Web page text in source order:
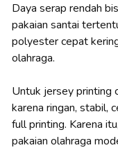
Daya serap rendah
pakaian santai
polyester cepat
olahraga.
Untuk jersey printing
karena ringan, stabil,
full printing. Karena
pakaian olahraga